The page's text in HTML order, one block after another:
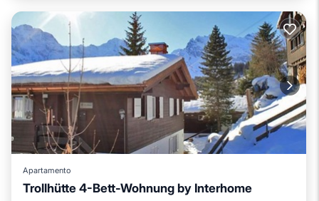
Apartamento
Trollhütte 4-Bett-Wohnung by Interhome